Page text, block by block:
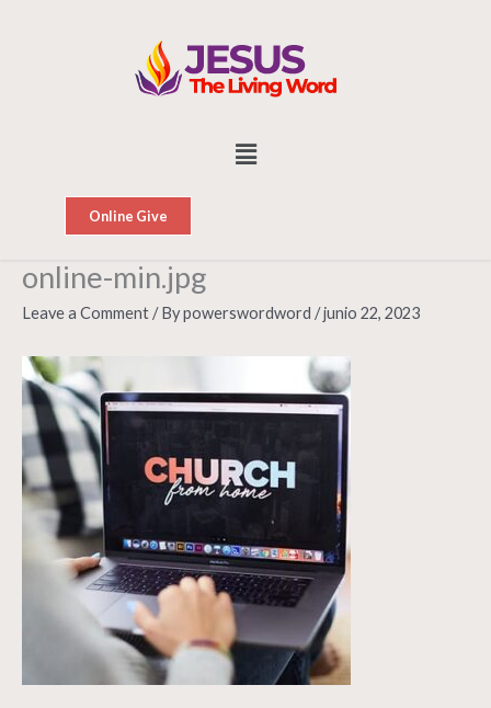
Menu
Online Give
online-min.jpg
Leave a Comment/ Bypowerswordword /junio 22, 2023